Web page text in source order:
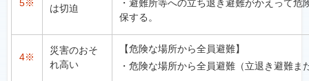
5※
は切迫
・避難所等への立ち退き避難がかえって危
保する。
4※
災害のおそ
れ高い
【危険な場所から全員避難】
・危険な場所から全員避難（立退き避難ま